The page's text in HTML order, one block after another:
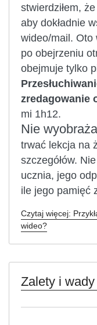
stwierdziłem,
aby dokładnie
wideo/mail. Oto
po obejrzeniu
obejmuje tylko
zredagowanie
mi 1h12.
Nie
trwać lekcja na
szczegółów.
ucznia, jego
ile jego pamięć
Czytaj więcej:
wideo?
Zalety i